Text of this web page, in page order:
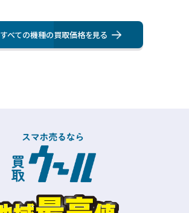
すべての機種の買取価格を⾒る